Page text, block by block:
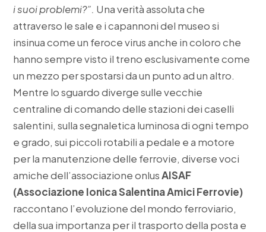
i suoi problemi?”. Una verità assoluta che
attraverso le sale e i capannoni del museo si
insinua come un feroce virus anche in coloro che
hanno sempre visto il treno esclusivamente come
un mezzo per spostarsi da un punto ad un altro.
Mentre lo sguardo diverge sulle vecchie
centraline di comando delle stazioni dei caselli
salentini, sulla segnaletica luminosa di ogni tempo
e grado, sui piccoli rotabili a pedale e a motore
per la manutenzione delle ferrovie, diverse voci
amiche dell’associazione onlusAISAF
(Associazione Ionica Salentina Amici Ferrovie)
raccontano l’evoluzione del mondo ferroviario,
della sua importanza per il trasporto della posta e